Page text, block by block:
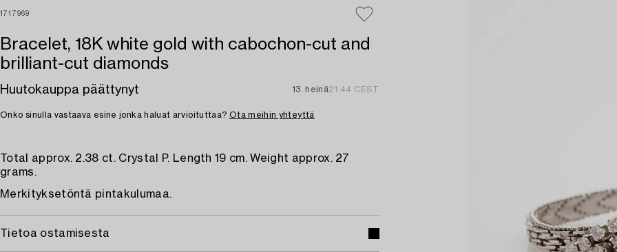
1717969
Bracelet, 18K white gold with cabochon-cut and
brilliant-cut diamonds
Huutokauppa päättynyt 13. heinä21:44 CEST
Onko sinulla vastaava esine jonka haluat arvioituttaa? Ota meihin yhteyttä
Total approx. 2.38 ct. Crystal P. Length 19 cm. Weight approx. 27
grams.
Merkityksetöntä pintakulumaa.
Tietoa ostamisesta